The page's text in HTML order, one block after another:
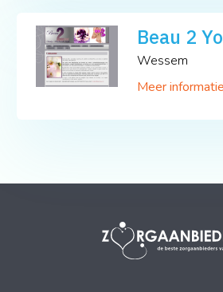
Beau 2
Wessem
Meer informatie